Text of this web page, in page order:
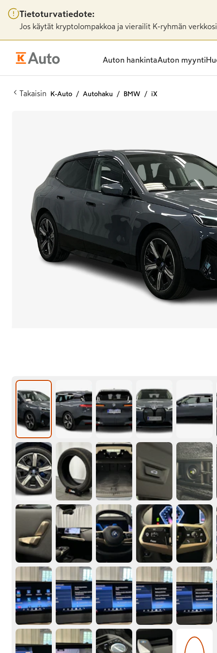
Tietoturvatiedote:
Jos käytät kryptolompakkoa ja vierailit K-ryhmän
Auton hankintaAuton myynti
Takaisin K-Auto Autohaku BMW iX